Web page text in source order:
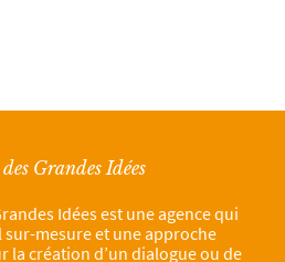
Grandes Idées
Idées est une agence qui
mesure et une approche
la création d’un dialogue ou de